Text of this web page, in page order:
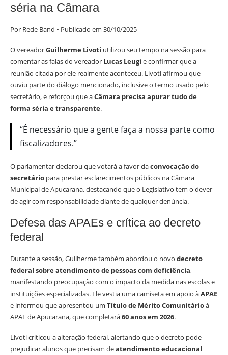
séria na Câmara
Por Rede Band • Publicado em 30/10/2025
O vereadorGuilherme Livoti utilizou seu tempo na sessão para
comentar as falas do vereador Lucas Leugi e confirmar que a
reunião citada por ele realmente aconteceu. Livoti afirmou que
ouviu parte do diálogo mencionado, inclusive o termo usado pelo
secretário, e reforçou que aCâmara precisa apurar tudo de
forma séria e transparente.
“É necessário que a gente faça a nossa parte como
fiscalizadores.”
O parlamentar declarou que votará a favor daconvocação do
secretário para prestar esclarecimentos públicos na Câmara
Municipal de Apucarana, destacando que o Legislativo tem o dever
de agir com responsabilidade diante de qualquer denúncia.
Defesa das APAEs e crítica ao decreto
federal
Durante a sessão, Guilherme também abordou o novo decreto
federal sobre atendimento de pessoas com deficiência,
manifestando preocupação com o impacto da medida nas escolas e
instituições especializadas. Ele vestia uma camiseta em apoio àAPAE
e informou que apresentou um Título de Mérito Comunitárioà
APAE de Apucarana, que completará60 anos em 2026.
Livoti criticou a alteração federal, alertando que o decreto pode
prejudicar alunos que precisam deatendimento educacional